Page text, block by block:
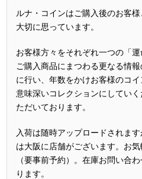
ルナ・コインはご購入後のお客
大切に思っています。
お客様方々をそれぞれ一つの「運
ご購入商品にまつわる更なる情
に行い、年数をかけお客様のコ
意味深いコレクションにしてい
ただいております。
入荷は随時アップロードされま
は大阪に店舗がございます。お
（要事前予約）。在庫お問い合
ります。